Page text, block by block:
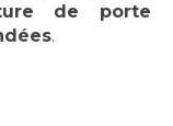
de porte
.